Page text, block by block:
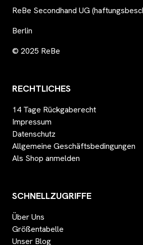
ReBe Secondhand UG
Berlin
© 2025 ReBe
RECHTLICHES
14 Tage Rückgaberecht
Impressum
Datenschutz
Allgemeine Geschäftsbedingungen
Als Shop anmelden
SCHNELLZUGRIFFE
Über Uns
Größentabelle
Unser Blog